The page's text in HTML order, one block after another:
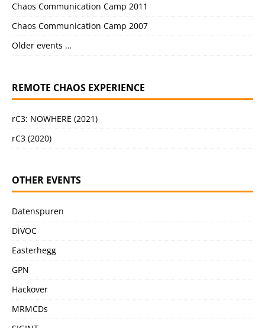
Chaos Communication Camp 2011
Chaos Communication Camp 2007
Older events …
REMOTE CHAOS EXPERIENCE
rC3: NOWHERE (2021)
rC3 (2020)
OTHER EVENTS
Datenspuren
DiVOC
Easterhegg
GPN
Hackover
MRMCDs